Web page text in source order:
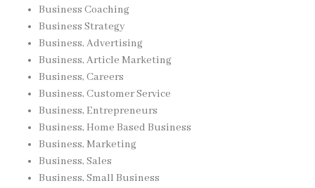
Business Coaching
Business Strategy
Business, Advertising
Business, Article Marketing
Business, Careers
Business, Customer Service
Business, Entrepreneurs
Business, Home Based Business
Business, Marketing
Business, Sales
Business, Small Business